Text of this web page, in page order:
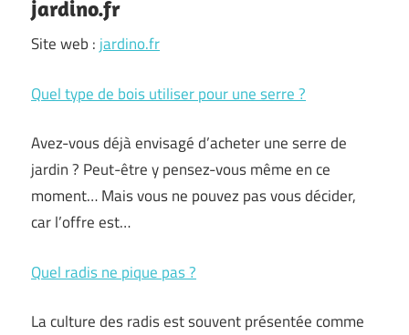
jardino.fr
Site web : jardino.fr
Quel type de bois utiliser pour une serre ?
Avez-vous déjà envisagé d’acheter une serre de
jardin ? Peut-être y pensez-vous même en ce
moment… Mais vous ne pouvez pas vous décider,
car l’offre est…
Quel radis ne pique pas ?
La culture des radis est souvent présentée comme